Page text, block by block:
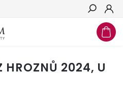
Hledat
HROZNŮ 2024, U